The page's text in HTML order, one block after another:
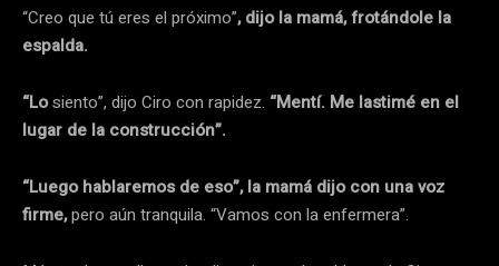
“Creo que tú eres el próximo”, dijo la mamá, frotándole la
espalda.
“Losiento”, dijo Ciro con rapidez. “Mentí. Me lastimé en el
lugar de la construcción”.
“Luego hablaremos de eso”, la mamá dijo con una voz
firme,pero aún tranquila. “Vamos con la enfermera”.